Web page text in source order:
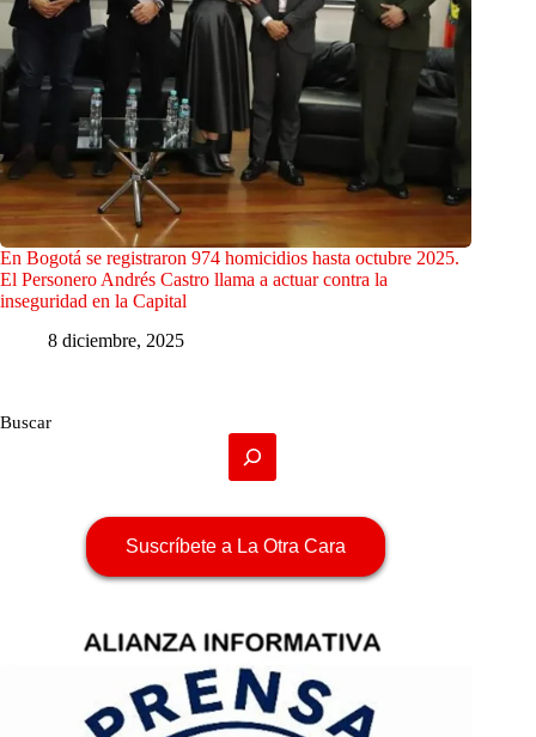
En Bogotá se registraron 974 homicidios hasta octubre 2025.
El Personero Andrés Castro llama a actuar contra la
inseguridad en la Capital
8 diciembre, 2025
Buscar
Suscríbete a La Otra Cara